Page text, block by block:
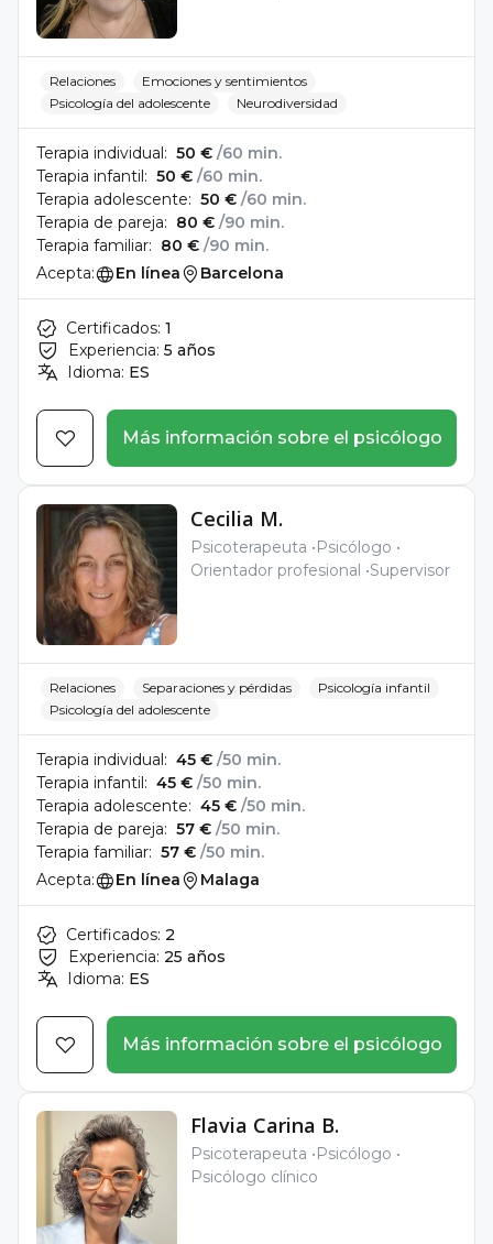
Relaciones
Emociones y sentimientos
Psicología del adolescente
Neurodiversidad
Terapia individual: 50 € /60 min.
Terapia infantil: 50 € /60 min.
Terapia adolescente: 50 € /60 min.
Terapia de pareja: 80 € /90 min.
Terapia familiar: 80 € /90 min.
Acepta:
En línea Barcelona
Certificados: 1
Experiencia: 5 años
Idioma: ES
Más información sobre el psicólogo
Cecilia M.
Psicoterapeuta
Psicólogo
Orientador profesional Supervisor
Relaciones Separaciones y pérdidas
Psicología infantil
Psicología del adolescente
Terapia individual: 45 € /50 min.
Terapia infantil: 45 € /50 min.
Terapia adolescente: 45 € /50 min.
Terapia de pareja: 57 € /50 min.
Terapia familiar: 57 € /50 min.
Acepta:
En línea Malaga
Certificados: 2
Experiencia: 25 años
Idioma: ES
Más información sobre el psicólogo
Flavia Carina B.
Psicoterapeuta
Psicólogo
Psicólogo clínico